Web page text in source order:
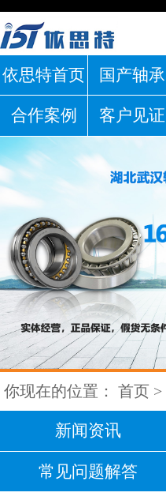
依思特首页 国产轴承
合作案例 客户见证
你现在的位置： 首页 >
新闻资讯
常见问题解答